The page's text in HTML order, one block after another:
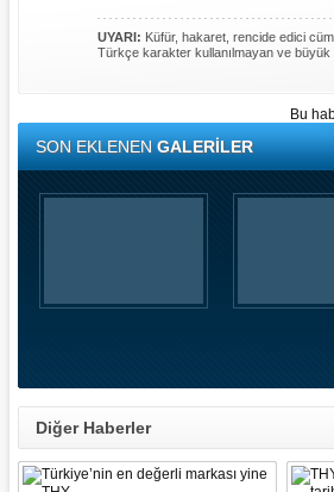
UYARI: Küfür, hakaret, rencide edici
Türkçe karakter kullanılmayan ve büyük
Bu
SON EKLENENGALERİLER
Diğer Haberler